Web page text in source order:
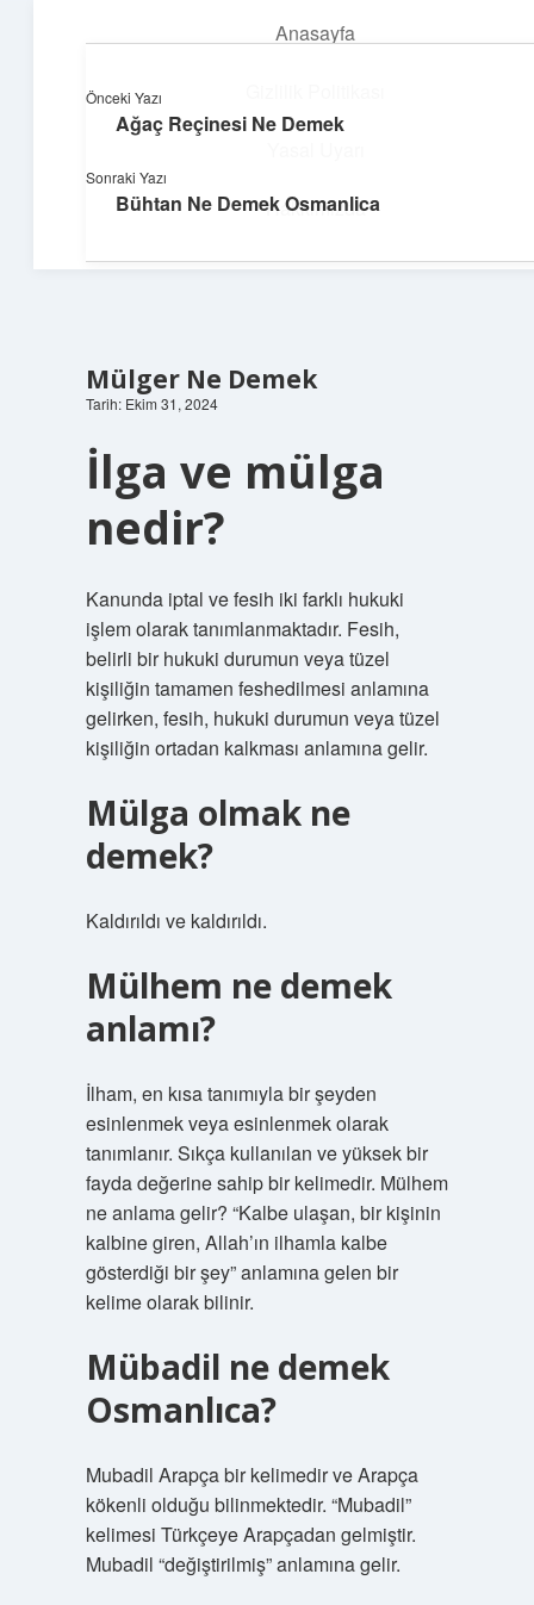
Anasayfa
Hakkımızda
Neşeli Bilgi Durağı
Hızlı hikayelerle gününü şenlendir!
Mülger Ne Demek
Tarih: Ekim 31, 2024
İlga ve mülga
nedir?
Kanunda iptal ve fesih iki farklı hukuki
işlem olarak tanımlanmaktadır. Fesih,
belirli bir hukuki durumun veya tüzel
kişiliğin tamamen feshedilmesi anlamına
gelirken, fesih, hukuki durumun veya tüzel
kişiliğin ortadan kalkması anlamına gelir.
Mülga olmak ne
demek?
Kaldırıldı ve kaldırıldı.
Mülhem ne demek
anlamı?
İlham, en kısa tanımıyla bir şeyden
esinlenmek veya esinlenmek olarak
tanımlanır. Sıkça kullanılan ve yüksek bir
fayda değerine sahip bir kelimedir. Mülhem
ne anlama gelir? “Kalbe ulaşan, bir kişinin
kalbine giren, Allah’ın ilhamla kalbe
gösterdiği bir şey” anlamına gelen bir
kelime olarak bilinir.
Mübadil ne demek
Osmanlıca?
Mubadil Arapça bir kelimedir ve Arapça
kökenli olduğu bilinmektedir. “Mubadil”
kelimesi Türkçeye Arapçadan gelmiştir.
Mubadil “değiştirilmiş” anlamına gelir.
Önceki Yazı
Ağaç Reçinesi Ne Demek
Sonraki Yazı
Bühtan Ne Demek Osmanlica